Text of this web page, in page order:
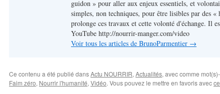
guidon » pour aller aux enjeux essentiels, et
simples, non techniques, pour être lisibles par des «
prolonge ces travaux et cette volonté d'échange. Il
YouTube http://nourrir-manger.com/video
Voir tous les articles de BrunoParmentier →
Ce contenu a été publié dansActu NOURRIR, Actualités, avec comme
Faim zéro, Nourrir l'humanité, Vidéo. Vous pouvez le mettre en favoris avec